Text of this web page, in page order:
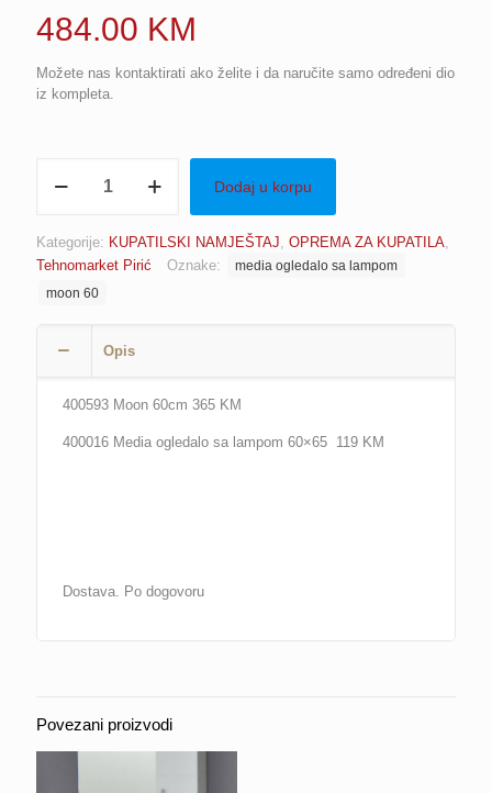
484.00 KM
Možete nas kontaktirati ako želite i da naručite samo određeni dio
iz kompleta.
namještaj
3/1
količina
Dodaj u korpu
Kategorije: KUPATILSKI NAMJEŠTAJ OPREMA ZA KUPATILA
Tehnomarket Pirić
Oznake:
media ogledalo sa lampom
moon 60
Opis
400593 Moon 60cm 365 KM
400016 Media ogledalo sa lampom 60×65 119 KM
Dostava. Po dogovoru
Povezani proizvodi